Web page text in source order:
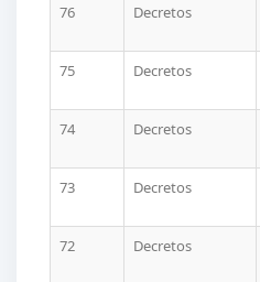
76
Decretos
75
Decretos
74
Decretos
73
Decretos
72
Decretos